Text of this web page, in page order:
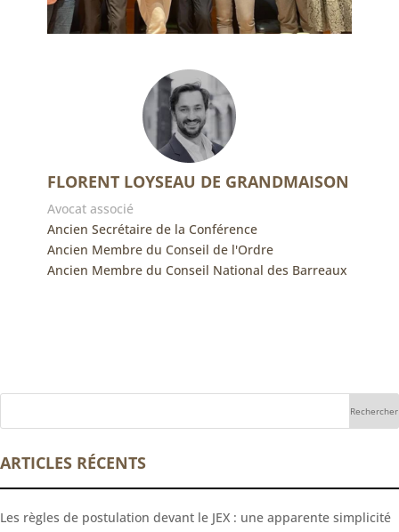
FLORENT LOYSEAU DE GRANDMAISON
Avocat associé
Ancien Secrétaire de la Conférence
Ancien Membre du Conseil de l'Ordre
Ancien Membre du Conseil National des Barreaux
ARTICLES RÉCENTS
Les règles de postulation devant le JEX : une apparente simplicité